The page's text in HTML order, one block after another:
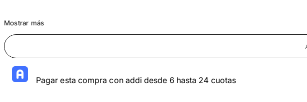
Mostrar más
Pagar esta compra con addi desde 6 hasta 24 cuotas